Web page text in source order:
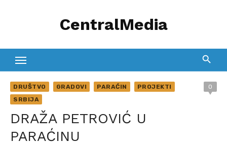
CentralMedia
DRUŠTVO GRADOVI PARAĆIN
PROJEKTI
SRBIJA
0
DRAŽA PETROVIĆ U
PARAĆINU